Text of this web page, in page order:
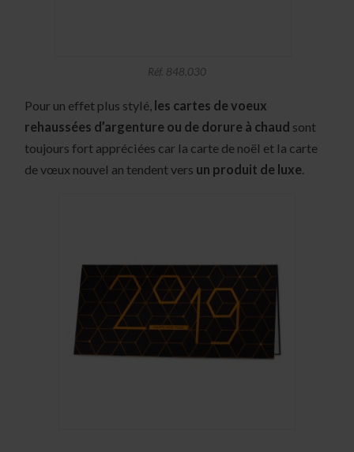
Réf. 848.030
Pour un effet plus stylé, les cartes de voeux
rehaussées d’argenture ou de dorure à chaud sont
toujours fort appréciées car la carte de noël et la carte
de vœux nouvel an tendent vers un produit de luxe